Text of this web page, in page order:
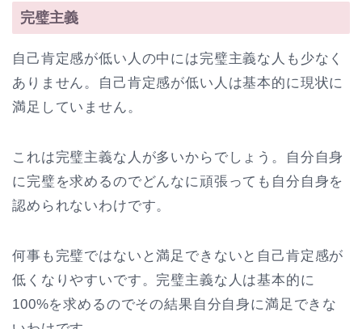
完璧主義
自己肯定感が低い人の中には完璧主義な人も少なく
ありません。自己肯定感が低い人は基本的に現状に
満足していません。
これは完璧主義な人が多いからでしょう。自分自身
に完璧を求めるのでどんなに頑張っても自分自身を
認められないわけです。
何事も完璧ではないと満足できないと自己肯定感が
低くなりやすいです。完璧主義な人は基本的に
100%を求めるのでその結果自分自身に満足できな